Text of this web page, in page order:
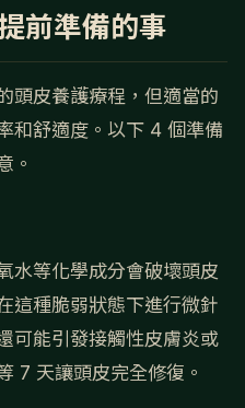
前準備的事
頭皮養護療程，但適當的
和舒適度。以下 4 個準備
。
水等化學成分會破壞頭皮
這種脆弱狀態下進行微針
可能引發接觸性皮膚炎或
7 天讓頭皮完全修復。